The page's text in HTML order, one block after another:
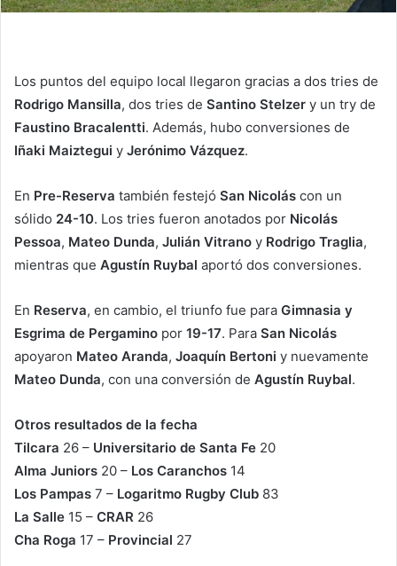
Los puntos del equipo local llegaron gracias a dos tries de
Rodrigo Mansilla, dos tries de Santino Stelzer y un try de
Faustino Bracalentti. Además, hubo conversiones de
Iñaki Maiztegui y Jerónimo Vázquez.
En Pre-Reserva también festejó San Nicolás con un
sólido 24-10. Los tries fueron anotados por Nicolás
Pessoa, Mateo Dunda, Julián Vitrano y Rodrigo Traglia,
mientras que Agustín Ruybal aportó dos conversiones.
En Reserva, en cambio, el triunfo fue para Gimnasia y
Esgrima de Pergamino por 19-17. Para San Nicolás
apoyaron Mateo Aranda, Joaquín Bertoni y nuevamente
Mateo Dunda, con una conversión de Agustín Ruybal.
Otros resultados de la fecha
Tilcara 26 – Universitario de Santa Fe 20
Alma Juniors 20 – Los Caranchos 14
Los Pampas 7 – Logaritmo Rugby Club 83
La Salle 15 – CRAR 26
Cha Roga 17 – Provincial 27